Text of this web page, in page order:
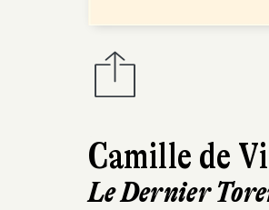
Camille de
Le Dernier